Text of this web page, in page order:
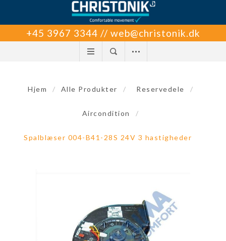
+45 3967 3344 // web@christonik.dk
Hjem / Alle Produkter / Reservedele /
Aircondition /
Spalblæser 004-B41-28S 24V 3 hastigheder